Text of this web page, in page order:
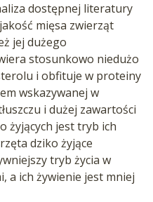
dostępnej literatury
mięsa zwierząt
jej dużego
stosunkowo niedużo
i obfituje w proteiny
wskazywanej w
i dużej zawartości
żyjących jest tryb ich
dziko żyjące
tryb życia w
a ich żywienie jest mniej